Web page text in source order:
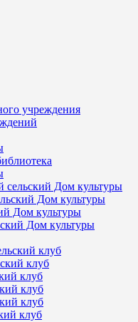
учреждения
Дом культуры
Дом культуры
Дом культуры
Дом культуры
клуб
клуб
клуб
клуб
клуб
клуб